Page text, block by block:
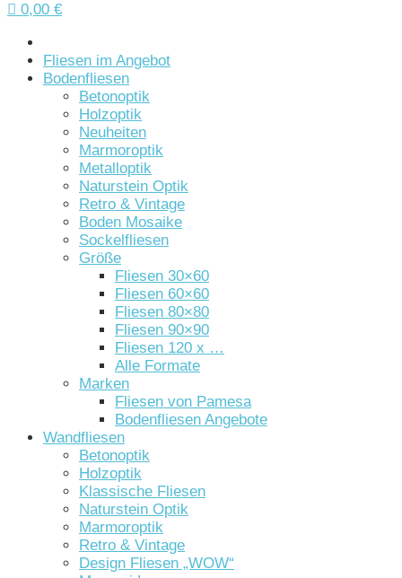
 0,00 €
Fliesen im Angebot
Bodenfliesen
Betonoptik
Holzoptik
Neuheiten
Marmoroptik
Metalloptik
Naturstein Optik
Retro & Vintage
Boden Mosaike
Sockelfliesen
Größe
Fliesen 30×60
Fliesen 60×60
Fliesen 80×80
Fliesen 90×90
Fliesen 120 x …
Alle Formate
Marken
Fliesen von Pamesa
Bodenfliesen Angebote
Wandfliesen
Betonoptik
Holzoptik
Klassische Fliesen
Naturstein Optik
Marmoroptik
Retro & Vintage
Design Fliesen „WOW“